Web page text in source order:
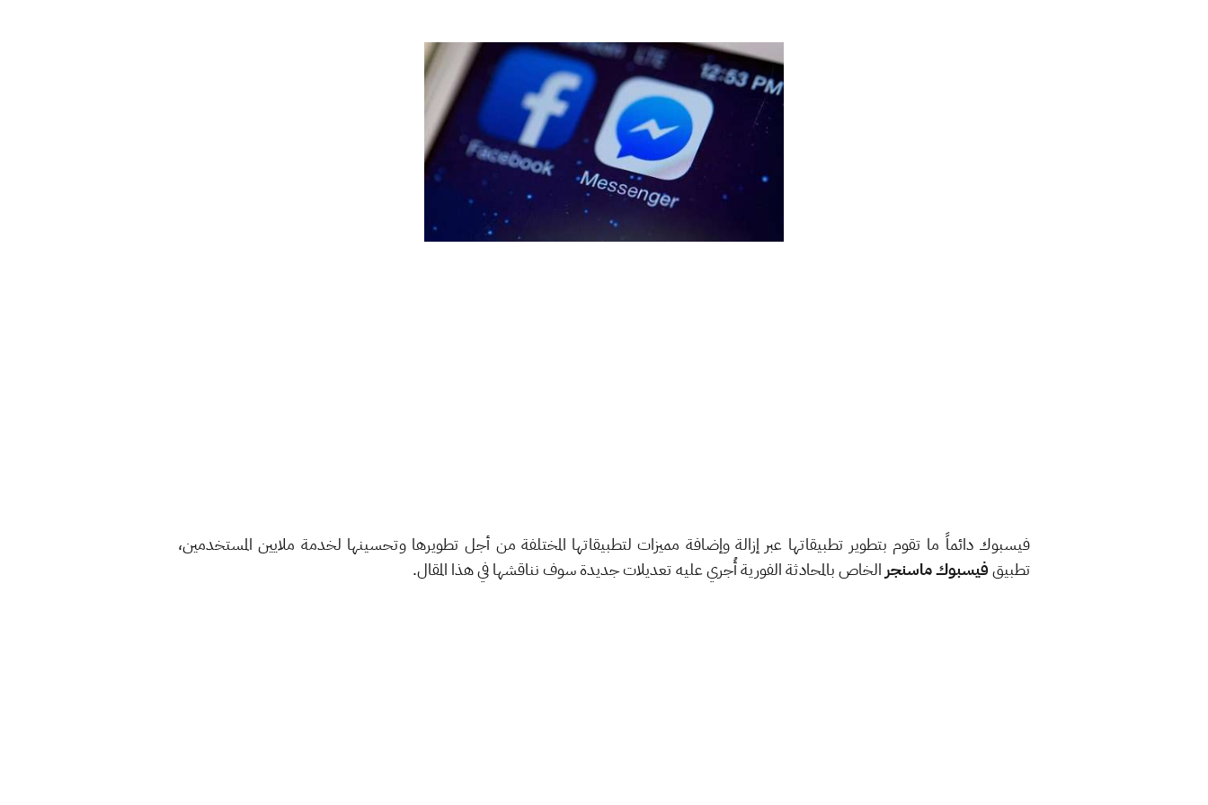
فيسبوك دائماً ما تقوم بتطوير تطبيقاتها عبر إزالة وإضافة مميزات لتطبيقاتها المختلفة من أجل تطويرها وتحسينها لخدمة ملايين المستخدمين،
تطبيقفيسبوك ماسنجر الخاص بالمحادثة الفورية أُجري عليه تعديلات جديدة سوف نناقشها في هذا المقال.